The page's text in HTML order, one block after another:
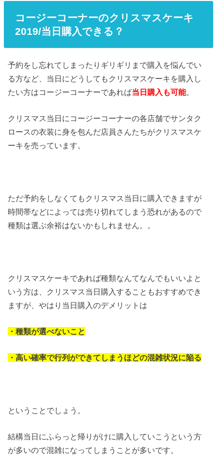
コージーコーナーのクリスマスケーキ
2019/当日購入できる？
予約をし忘れてしまったりギリギリまで購入を悩んでい
る方など、当日にどうしてもクリスマスケーキを購入し
たい方はコージーコーナーであれば当日購入も可能。
クリスマス当日にコージーコーナーの各店舗でサンタク
ロースの衣装に身を包んだ店員さんたちがクリスマスケ
ーキを売っています。
ただ予約をしなくてもクリスマス当日に購入できますが
時間帯などによっては売り切れてしまう恐れがあるので
種類は選ぶ余裕はないかもしれません。。
クリスマスケーキであれば種類なんてなんでもいいよと
いう方は、クリスマス当日購入することもおすすめでき
ますが、やはり当日購入のデメリットは
・種類が選べないこと
・高い確率で行列ができてしまうほどの混雑状況に陥る
ということでしょう。
結構当日にふらっと帰りがけに購入していこうという方
が多いので混雑になってしまうことが多いです。